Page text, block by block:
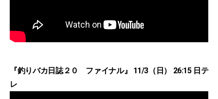
『釣りバカ日誌２０ ファイナル』 11/3（日） 26:15 日テ
レ